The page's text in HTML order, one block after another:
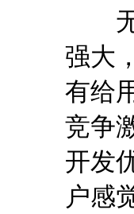
无
强大
有给
竞争
开发
户感